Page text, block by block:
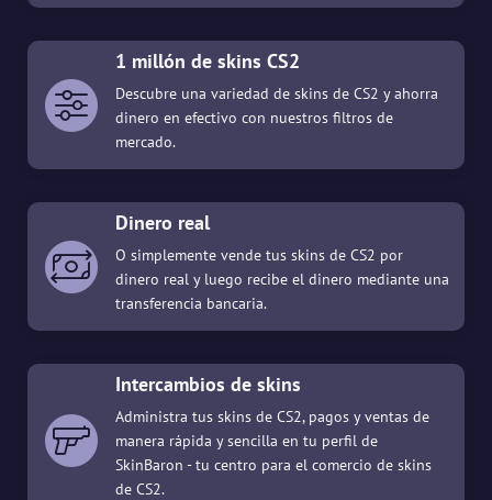
1 millón de skins CS2
Descubre una variedad de skins de CS2 y ahorra
dinero en efectivo con nuestros filtros de
mercado.
Dinero real
O simplemente vende tus skins de CS2 por
dinero real y luego recibe el dinero mediante una
transferencia bancaria.
Intercambios de skins
Administra tus skins de CS2, pagos y ventas de
manera rápida y sencilla en tu perfil de
SkinBaron - tu centro para el comercio de skins
de CS2.